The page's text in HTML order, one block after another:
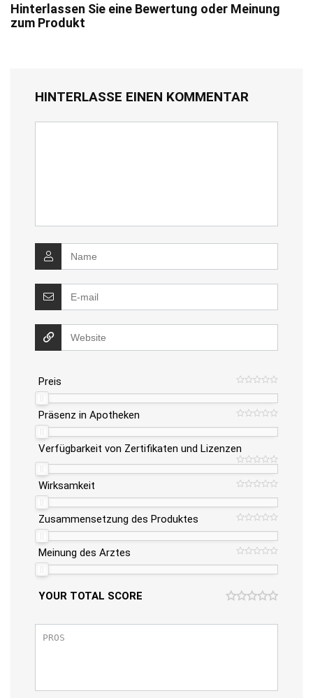
Hinterlassen Sie eine Bewertung oder Meinung
zum Produkt
HINTERLASSE EINEN KOMMENTAR
Preis
Präsenz in Apotheken
Verfügbarkeit von Zertifikaten und Lizenzen
Wirksamkeit
Zusammensetzung des Produktes
Meinung des Arztes
YOUR TOTAL SCORE